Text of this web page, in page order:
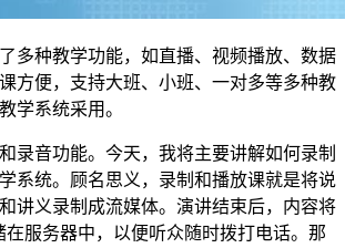
多种教学功能，如直播、视频播放、数据
方便，支持大班、小班、一对多等多种教
学系统采用。
录音功能。今天，我将主要讲解如何录制
系统。顾名思义，录制和播放课就是将说
讲义录制成流媒体。演讲结束后，内容将
服务器中，以便听众随时拨打电话。那